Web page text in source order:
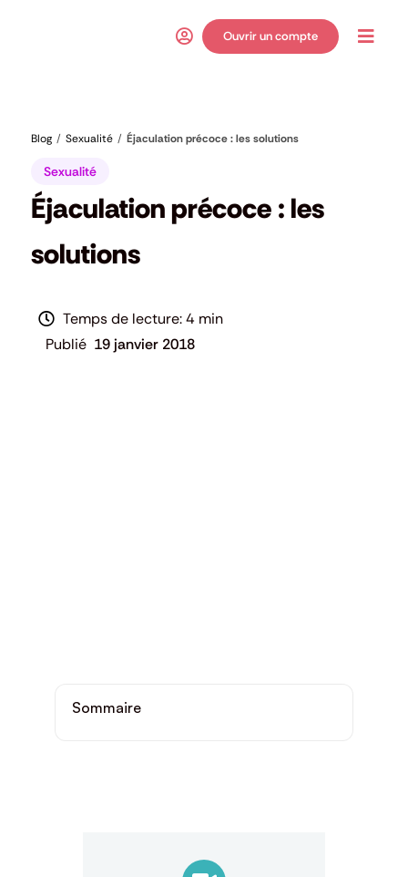
Ouvrir un compte
Blog Sexualité Éjaculation précoce : les solutions
Sexualité
Éjaculation précoce : les
solutions
4 min
19 janvier 2018
Sommaire